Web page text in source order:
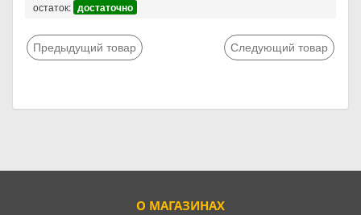
остаток: достаточно
Предыдущий товар Следующий товар
О МАГАЗИНАХ